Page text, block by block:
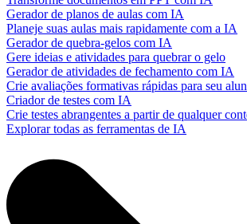
Gerador de planos de aulas com IA
Planeje suas aulas mais rapidamente com a IA
Gerador de quebra-gelos com IA
Gere ideias e atividades para quebrar o gelo
Gerador de atividades de fechamento com IA
Crie avaliações formativas rápidas para seu
Criador de testes com IA
Crie testes abrangentes a partir de qualquer
Explorar todas as ferramentas de IA